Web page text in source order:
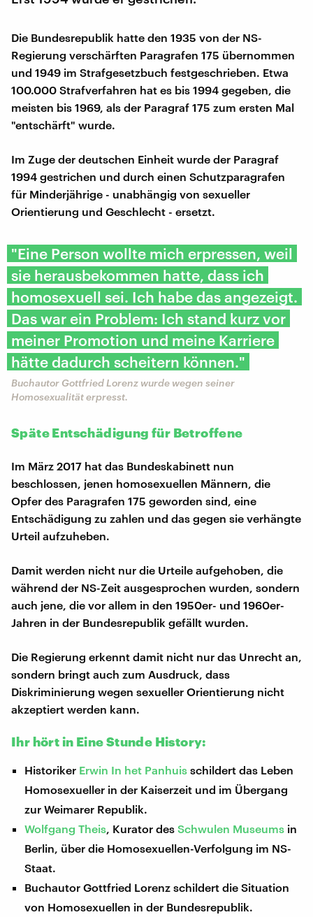
Die Bundesrepublik hatte den 1935 von der NS-
Regierung verschärften Paragrafen 175 übernommen
und 1949 im Strafgesetzbuch festgeschrieben. Etwa
100.000 Strafverfahren hat es bis 1994 gegeben, die
meisten bis 1969, als der Paragraf 175 zum ersten Mal
"entschärft" wurde.
Im Zuge der deutschen Einheit wurde der Paragraf
1994 gestrichen und durch einen Schutzparagrafen
für Minderjährige - unabhängig von sexueller
Orientierung und Geschlecht - ersetzt.
"Eine Person wollte mich erpressen, weil
sie herausbekommen hatte, dass ich
homosexuell sei. Ich habe das angezeigt.
Das war ein Problem: Ich stand kurz vor
meiner Promotion und meine Karriere
hätte dadurch scheitern können."
Buchautor Gottfried Lorenz wurde wegen seiner
Homosexualität erpresst.
Späte Entschädigung für Betroffene
Im März 2017 hat das Bundeskabinett nun
beschlossen, jenen homosexuellen Männern, die
Opfer des Paragrafen 175 geworden sind, eine
Entschädigung zu zahlen und das gegen sie verhängte
Urteil aufzuheben.
Damit werden nicht nur die Urteile aufgehoben, die
während der NS-Zeit ausgesprochen wurden, sondern
auch jene, die vor allem in den 1950er- und 1960er-
Jahren in der Bundesrepublik gefällt wurden.
Die Regierung erkennt damit nicht nur das Unrecht an,
sondern bringt auch zum Ausdruck, dass
Diskriminierung wegen sexueller Orientierung nicht
akzeptiert werden kann.
Ihr hört in Eine Stunde History:
Historiker Erwin In het Panhuis schildert das Leben
Homosexueller in der Kaiserzeit und im Übergang
zur Weimarer Republik.
Wolfgang Theis , Kurator desSchwulen Museums in
Berlin, über die Homosexuellen-Verfolgung im NS-
Staat.
Buchautor Gottfried Lorenz schildert die Situation
von Homosexuellen in der Bundesrepublik.